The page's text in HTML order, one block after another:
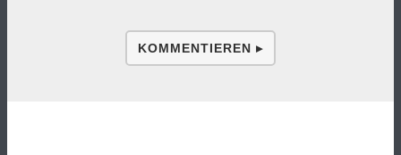
KOMMENTIEREN ▸